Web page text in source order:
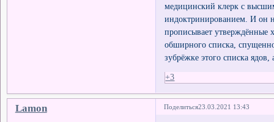
медицинский клерк с
индоктринированием. И он
прописывает утверждённые
обширного списка,
зубрёжке этого списка
+3
Поделиться23.03.2021 13:43
Lamon